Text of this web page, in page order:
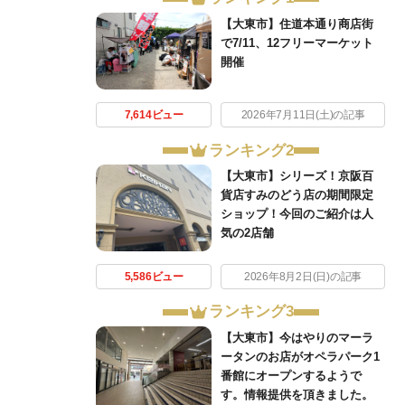
【大東市】住道本通り商店街
で7/11、12フリーマーケット
開催
7,614ビュー 2026年7月11日(土)の記事
ランキング2
【大東市】シリーズ！京阪百
貨店すみのどう店の期間限定
ショップ！今回のご紹介は人
気の2店舗
5,586ビュー 2026年8月2日(日)の記事
ランキング3
【大東市】今はやりのマーラ
ータンのお店がオペラパーク1
番館にオープンするようで
す。情報提供を頂きました。